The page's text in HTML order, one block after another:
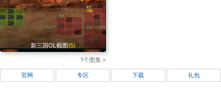
新三国OL截图(5)
1个图集 »
官网 专区 下载 礼包